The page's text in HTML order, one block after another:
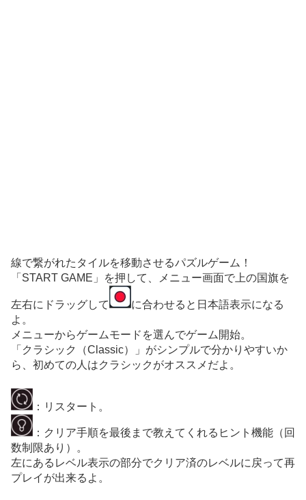
線で繋がれたタイルを移動させるパズルゲーム！
「START GAME」を押して、メニュー画面で上の国旗を
左右にドラッグして
に合わせると日本語表示になる
よ。
メニューからゲームモードを選んでゲーム開始。
「クラシック（Classic）」がシンプルで分かりやすいか
ら、初めての人はクラシックがオススメだよ。
：リスタート。
：クリア手順を最後まで教えてくれるヒント機能（回
数制限あり）。
左にあるレベル表示の部分でクリア済のレベルに戻って再
プレイが出来るよ。